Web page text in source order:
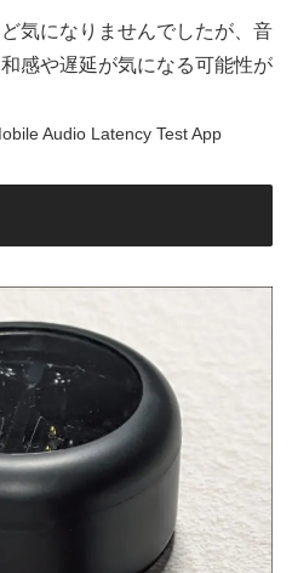
気になりませんでしたが、音
感や遅延が気になる可能性が
Audio Latency Test App